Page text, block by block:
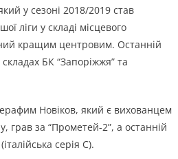
у сезоні 2018/2019 став
ліги у складі місцевого
кращим центровим. Останній
БК “Запоріжжя” та
Новіков, який є вихованцем
грав за “Прометей-2”, а останній
серія С).